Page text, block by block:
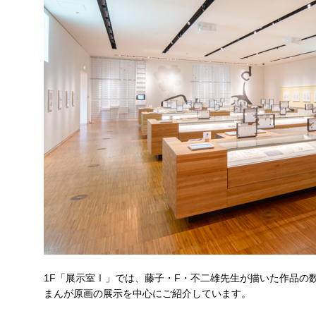
1F「展示室Ⅰ」では、藤子・F・不二雄先生が描いた作品の
まんが原画の展示を中心にご紹介しています。